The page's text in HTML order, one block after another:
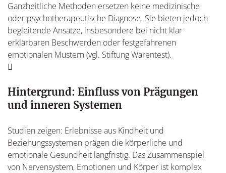
Ganzheitliche Methoden ersetzen keine medizinische
oder psychotherapeutische Diagnose. Sie bieten jedoch
begleitende Ansätze, insbesondere bei nicht klar
erklärbaren Beschwerden oder festgefahrenen
emotionalen Mustern (vgl. Stiftung Warentest).
Hintergrund: Einfluss von Prägungen
und inneren Systemen
Studien zeigen: Erlebnisse aus Kindheit und
Beziehungssystemen prägen die körperliche und
emotionale Gesundheit langfristig. Das Zusammenspiel
von Nervensystem, Emotionen und Körper ist komplex